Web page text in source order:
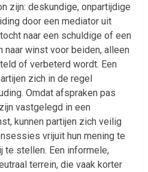
zijn: deskundige, onpartijdige
door een mediator uit
naar een schuldige of een
naar winst voor beiden, alleen
of verbeterd wordt. Een
zich in de regel
Omdat afspraken pas
vastgelegd in een
kunnen partijen zich veilig
vrijuit hun mening te
te stellen. Een informele,
terrein, die vaak korter